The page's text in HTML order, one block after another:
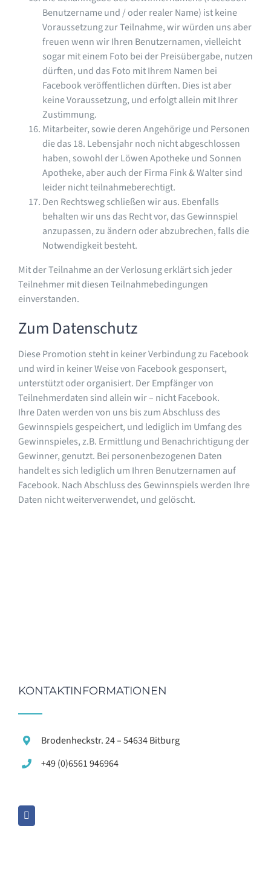
Benutzername und / oder realer Name) ist keine
Voraussetzung zur Teilnahme, wir würden uns aber
freuen wenn wir Ihren Benutzernamen, vielleicht
sogar mit einem Foto bei der Preisübergabe, nutzen
dürften, und das Foto mit Ihrem Namen bei
Facebook veröffentlichen dürften. Dies ist aber
keine Voraussetzung, und erfolgt allein mit Ihrer
Zustimmung.
Mitarbeiter, sowie deren Angehörige und Personen
die das 18. Lebensjahr noch nicht abgeschlossen
haben, sowohl der Löwen Apotheke und Sonnen
Apotheke, aber auch der Firma Fink & Walter sind
leider nicht teilnahmeberechtigt.
Den Rechtsweg schließen wir aus. Ebenfalls
behalten wir uns das Recht vor, das Gewinnspiel
anzupassen, zu ändern oder abzubrechen, falls die
Notwendigkeit besteht.
Mit der Teilnahme an der Verlosung erklärt sich jeder
Teilnehmer mit diesen Teilnahmebedingungen
einverstanden.
Zum Datenschutz
Diese Promotion steht in keiner Verbindung zu Facebook
und wird in keiner Weise von Facebook gesponsert,
unterstützt oder organisiert. Der Empfänger von
Teilnehmerdaten sind allein wir – nicht Facebook.
Ihre Daten werden von uns bis zum Abschluss des
Gewinnspiels gespeichert, und lediglich im Umfang des
Gewinnspieles, z.B. Ermittlung und Benachrichtigung der
Gewinner, genutzt. Bei personenbezogenen Daten
handelt es sich lediglich um Ihren Benutzernamen auf
Facebook. Nach Abschluss des Gewinnspiels werden Ihre
Daten nicht weiterverwendet, und gelöscht.
KONTAKTINFORMATIONEN
Brodenheckstr. 24 – 54634 Bitburg
+49 (0)6561 946964